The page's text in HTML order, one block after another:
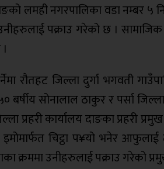
लमही नगरपालिका वडा नम्बर ५
पक्राउ गरेको छ । सामाजिक
रौतहट जिल्ला दुर्गा भगवती
बर्षीय सोनालाल ठाकुर र पर्सा
प्रहरी कार्यालय दाङका प्रहरी
चिट्ठा प¥यो भनेर आफुलाई
क्रममा उनीहरुलाई पक्राउ गरेको